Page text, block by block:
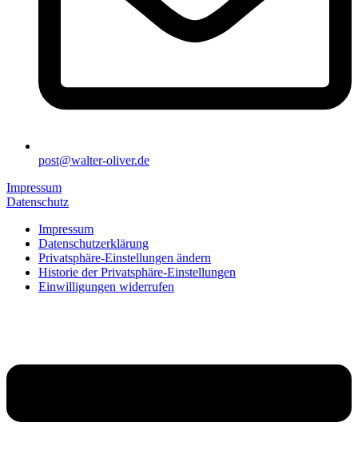
post@walter-oliver.de
Impressum
Datenschutz
Impressum
Datenschutzerklärung
Privatsphäre-Einstellungen ändern
Historie der Privatsphäre-Einstellungen
Einwilligungen widerrufen